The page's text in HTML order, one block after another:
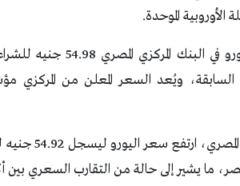
الأوروبية الموحدة.
السابقة، ويُعد السعر المعلن من المركزي
ما يشير إلى حالة من التقارب السعري بين